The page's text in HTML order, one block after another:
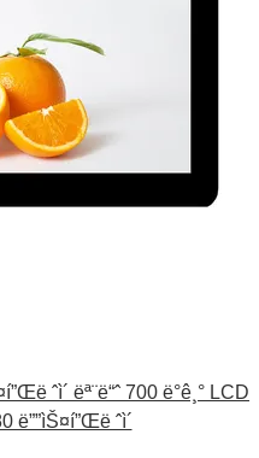
ˆì´ ëª¨ë“ˆ 700 ë°ê¸° LCD
ë””ìŠ¤í”Œë ˆì´